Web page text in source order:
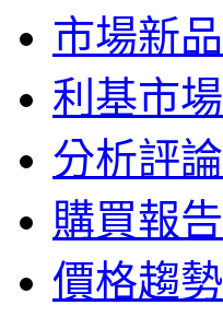
市場新品
利基市場
分析評論
購買報告
價格趨勢